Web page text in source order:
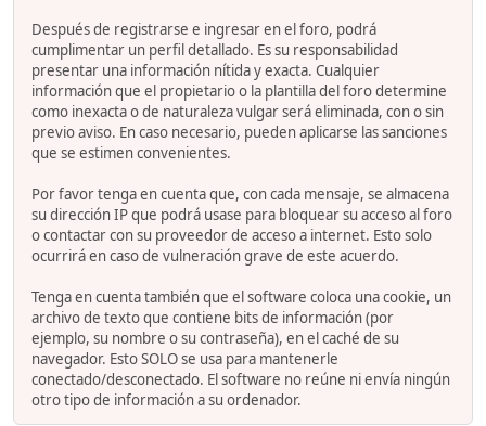
Después de registrarse e ingresar en el foro, podrá
cumplimentar un perfil detallado. Es su responsabilidad
presentar una información nítida y exacta. Cualquier
información que el propietario o la plantilla del foro determine
como inexacta o de naturaleza vulgar será eliminada, con o sin
previo aviso. En caso necesario, pueden aplicarse las sanciones
que se estimen convenientes.
Por favor tenga en cuenta que, con cada mensaje, se almacena
su dirección IP que podrá usase para bloquear su acceso al foro
o contactar con su proveedor de acceso a internet. Esto solo
ocurrirá en caso de vulneración grave de este acuerdo.
Tenga en cuenta también que el software coloca una cookie, un
archivo de texto que contiene bits de información (por
ejemplo, su nombre o su contraseña), en el caché de su
navegador. Esto SOLO se usa para mantenerle
conectado/desconectado. El software no reúne ni envía ningún
otro tipo de información a su ordenador.